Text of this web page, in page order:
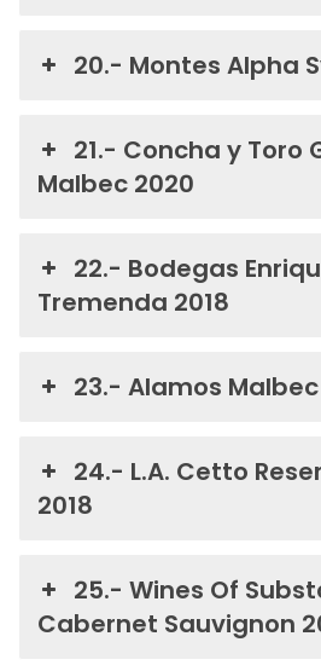
20.- Montes Alpha
21.- Concha y Toro
Malbec 2020
22.- Bodegas
Tremenda 2018
23.- Alamos
24.- L.A. Cetto
2018
25.- Wines Of
Cabernet Sauvignon